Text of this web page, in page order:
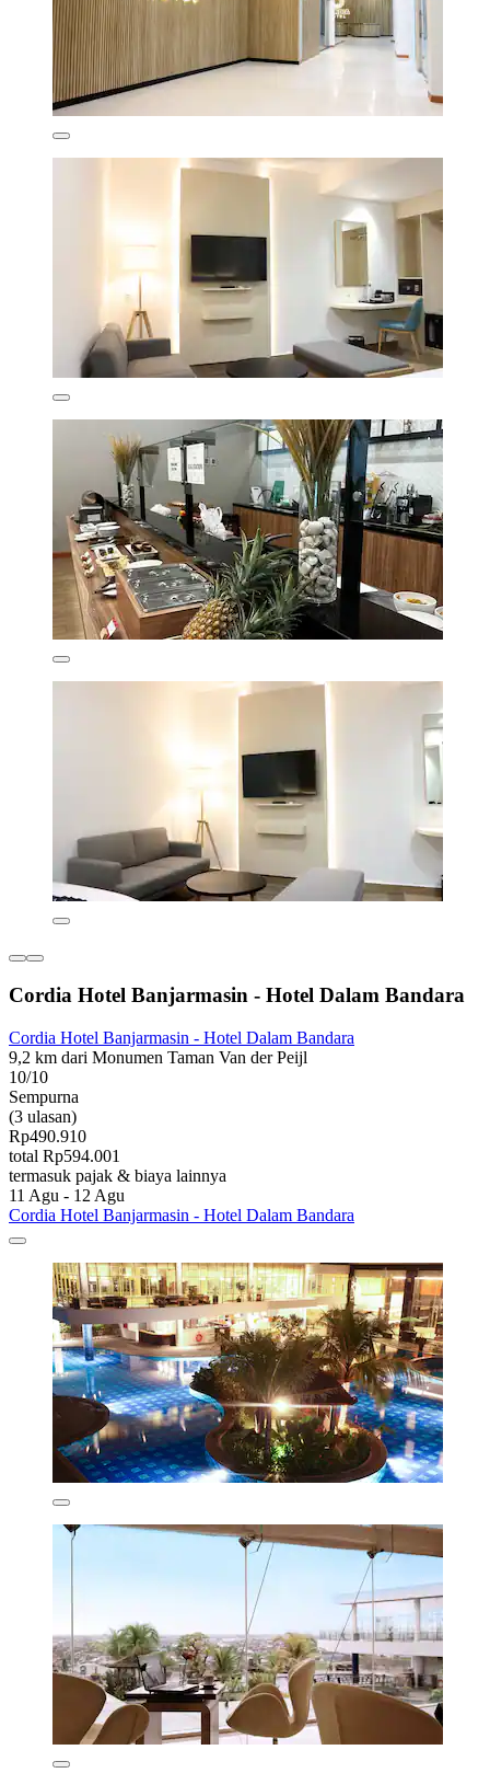
Cordia Hotel Banjarmasin - Hotel Dalam Bandara
Cordia Hotel Banjarmasin - Hotel Dalam Bandara
9,2 km dari Monumen Taman Van der Peijl
10/10
Sempurna
(3 ulasan)
Rp490.910
total Rp594.001
termasuk pajak & biaya lainnya
11 Agu - 12 Agu
Cordia Hotel Banjarmasin - Hotel Dalam Bandara